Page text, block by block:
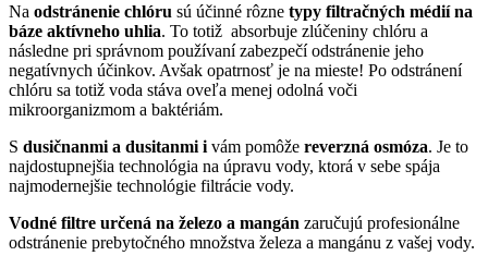
Na odstránenie chlóru sú účinné rôzne typy filtračných médií na
báze aktívneho uhlia. To totiž absorbuje zlúčeniny chlóru a
následne pri správnom používaní zabezpečí odstránenie jeho
negatívnych účinkov. Avšak opatrnosť je na mieste! Po odstránení
chlóru sa totiž voda stáva oveľa menej odolná voči
mikroorganizmom a baktériám.
S dusičnanmi a dusitanmi i vám pomôže reverzná osmóza. Je to
najdostupnejšia technológia na úpravu vody, ktorá v sebe spája
najmodernejšie technológie filtrácie vody.
Vodné filtre určená na železo a mangán zaručujú profesionálne
odstránenie prebytočného množstva železa a mangánu z vašej vody.